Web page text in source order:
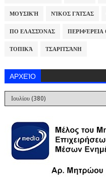
ΜΟΥΣΙΚΉ ΝΊΚΟΣ ΓΆΤΣΑΣ
ΠΟ ΕΛΑΣΣΌΝΑΣ ΠΕΡΙΦΈΡΕΙΑ
ΤΟΠΙΚΆ ΤΣΑΡΙΤΣΆΝΗ
ΑΡΧΕΊΟ